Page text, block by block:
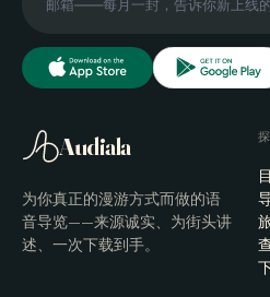
Audiala
为你真正的漫游方式而做的语
音导览——来源诚实、为街头讲
述、一次下载到手。